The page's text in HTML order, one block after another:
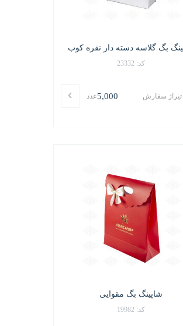
بگ گلاسه دسته دار نقره کوب
کد: 23332
تیراژ سفارش 5,000عدد
شاپینگ بگ مقوایی
کد: 19982